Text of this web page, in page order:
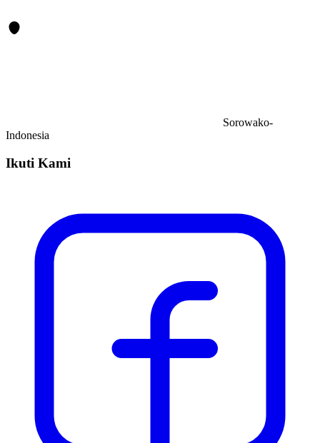
Sorowako-
Indonesia
Ikuti Kami